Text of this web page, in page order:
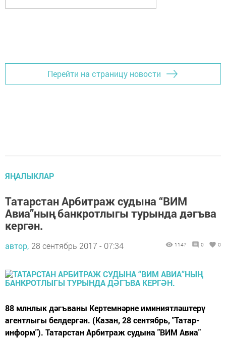
Перейти на страницу новости
ЯҢАЛЫКЛАР
Татарстан Арбитраж судына “ВИМ
Авиа”ның банкротлыгы турында дәгъва
кергән.
автор, 28 сентябрь 2017 - 07:34 1147 0 0
88 млнлык дәгъваны Кертемнәрне иминиятләштерү
агентлыгы белдергән. (Казан, 28 сентябрь, "Татар-
информ"). Татарстан Арбитраж судына "ВИМ Авиа"